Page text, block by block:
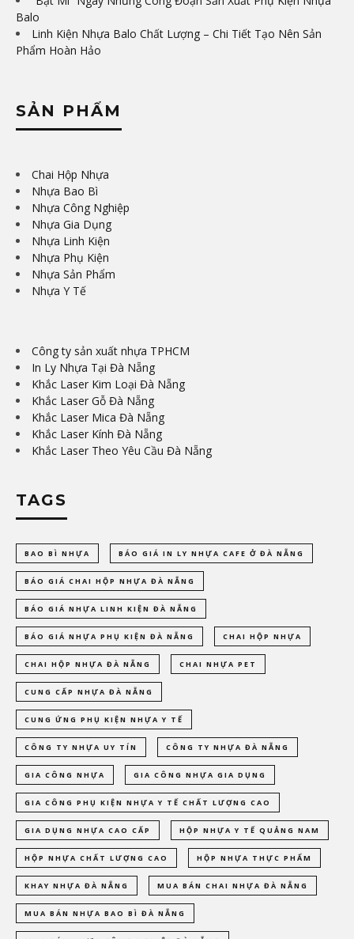
Balo
Linh Kiện Nhựa Balo Chất Lượng – Chi Tiết Tạo Nên Sản
Phẩm Hoàn Hảo
SẢN PHẨM
Chai Hộp Nhựa
Nhựa Bao Bì
Nhựa Công Nghiệp
Nhựa Gia Dụng
Nhựa Linh Kiện
Nhựa Phụ Kiện
Nhựa Sản Phẩm
Nhựa Y Tế
Công ty sản xuất nhựa TPHCM
In Ly Nhựa Tại Đà Nẵng
Khắc Laser Kim Loại Đà Nẵng
Khắc Laser Gỗ Đà Nẵng
Khắc Laser Mica Đà Nẵng
Khắc Laser Kính Đà Nẵng
Khắc Laser Theo Yêu Cầu Đà Nẵng
TAGS
BAO BÌ NHỰA BÁO GIÁ IN LY NHỰA CAFE Ở ĐÀ NẴNG
BÁO GIÁ CHAI HỘP NHỰA ĐÀ NẴNG
BÁO GIÁ NHỰA LINH KIỆN ĐÀ NẴNG
BÁO GIÁ NHỰA PHỤ KIỆN ĐÀ NẴNG CHAI HỘP NHỰA
CHAI HỘP NHỰA ĐÀ NẴNG CHAI NHỰA PET
CUNG CẤP NHỰA ĐÀ NẴNG
CUNG ỨNG PHỤ KIỆN NHỰA Y TẾ
CÔNG TY NHỰA UY TÍN CÔNG TY NHỰA ĐÀ NẴNG
GIA CÔNG NHỰA GIA CÔNG NHỰA GIA DỤNG
GIA CÔNG PHỤ KIỆN NHỰA Y TẾ CHẤT LƯỢNG CAO
GIA DỤNG NHỰA CAO CẤP HỘP NHỰA Y TẾ QUẢNG NAM
HỘP NHỰA CHẤT LƯỢNG CAO HỘP NHỰA THỰC PHẨM
KHAY NHỰA ĐÀ NẴNG MUA BÁN CHAI NHỰA ĐÀ NẴNG
MUA BÁN NHỰA BAO BÌ ĐÀ NẴNG